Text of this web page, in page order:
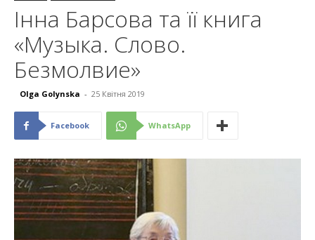
Інна Барсова та її книга
«Музыка. Слово.
Безмолвие»
Olga Golynska - 25 Квітня 2019
Facebook WhatsApp